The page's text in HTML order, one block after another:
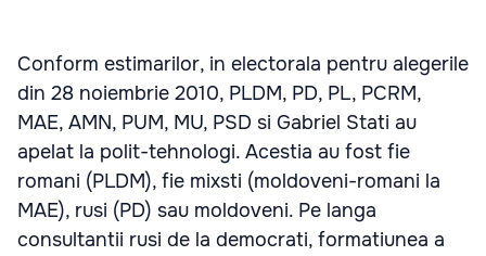
Conform estimarilor, in electorala pentru alegerile
din 28 noiembrie 2010, PLDM, PD, PL, PCRM,
MAE, AMN, PUM, MU, PSD si Gabriel Stati au
apelat la polit-tehnologi. Acestia au fost fie
romani (PLDM), fie mixsti (moldoveni-romani la
MAE), rusi (PD) sau moldoveni. Pe langa
consultantii rusi de la democrati, formatiunea a